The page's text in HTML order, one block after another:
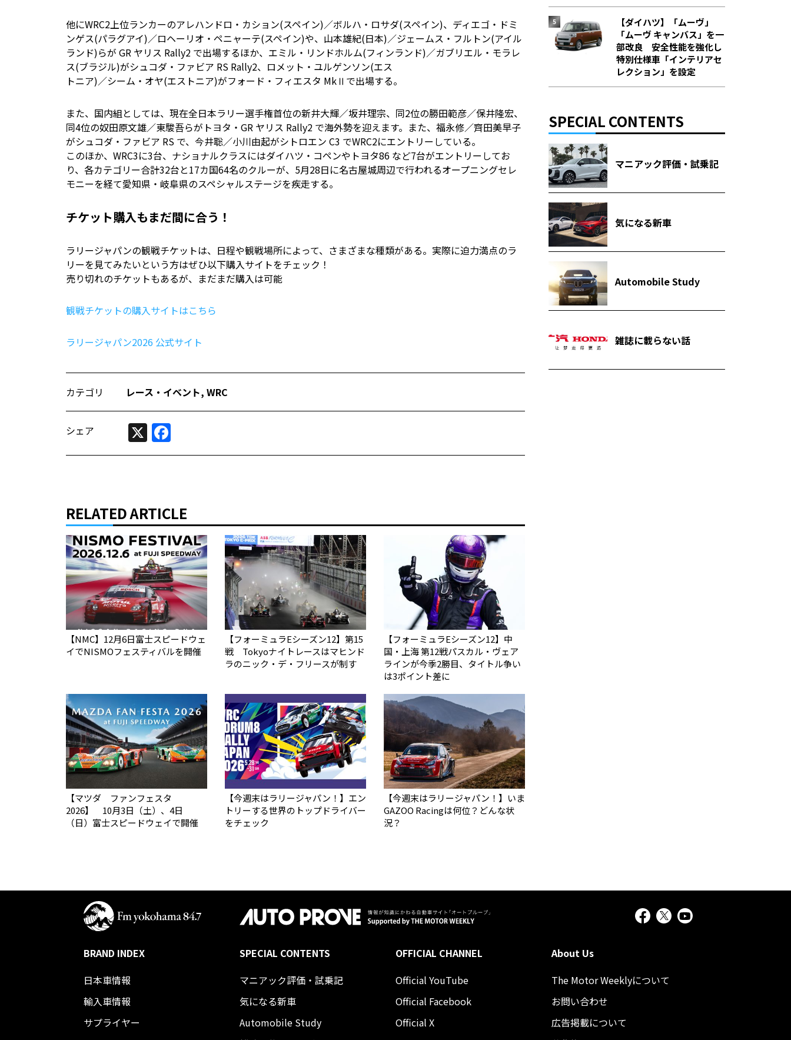
他にWRC2上位ランカーのアレハンドロ・カション(スペイン)／ボルハ・ロサダ(スペイン)、ディエゴ・ドミ
ンゲス(パラグアイ)／ロヘーリオ・ペニャーテ(スペイン)や、山本雄紀(日本)／ジェームス・フルトン(アイル
ランド)らが GR ヤリス Rally2 で出場するほか、エミル・リンドホルム(フィンランド)／ガブリエル・モラレ
ス(ブラジル)がシュコダ・ファビア RS Rally2、ロメット・ユルゲンソン(エス
トニア)／シーム・オヤ(エストニア)がフォード・フィエスタ MkⅡで出場する。
また、国内組としては、現在全日本ラリー選手権首位の新井大輝／坂井理宗、同2位の勝田範彦／保井隆宏、
同4位の奴田原文雄／東駿吾らがトヨタ・GR ヤリス Rally2 で海外勢を迎えます。また、福永修／齊田美早子
がシュコダ・ファビア RS で、今井聡／小川由起がシトロエン C3 でWRC2にエントリーしている。
このほか、WRC3に3台、ナショナルクラスにはダイハツ・コペンやトヨタ86 など7台がエントリーしてお
り、各カテゴリー合計32台と17カ国64名のクルーが、5月28日に名古屋城周辺で行われるオープニングセレ
モニーを経て愛知県・岐阜県のスペシャルステージを疾走する。
チケット購入もまだ間に合う！
ラリージャパンの観戦チケットは、日程や観戦場所によって、さまざまな種類がある。実際に迫力満点のラ
リーを見てみたいという方はぜひ以下購入サイトをチェック！
売り切れのチケットもあるが、まだまだ購入は可能
観戦チケットの購入サイトはこちら
ラリージャパン2026 公式サイト
カテゴリ レース・イベント, WRC
シェア X
RELATED ARTICLE
【NMC】12月6日富士スピードウェ
イでNISMOフェスティバルを開催
【フォーミュラEシーズン12】第15
戦 Tokyoナイトレースはマヒンド
ラのニック・デ・フリースが制す
【フォーミュラEシーズン12】中
国・上海 第12戦パスカル・ヴェア
ラインが今季2勝目、タイトル争い
は3ポイント差に
【マツダ ファンフェスタ
2026】 10月3日（土）、4日
（日）富士スピードウェイで開催
【今週末はラリージャパン！】エン
トリーする世界のトップドライバー
をチェック
【今週末はラリージャパン！】いま
GAZOO Racingは何位？どんな状
況？
【ダイハツ】「ムーヴ」
「ムーヴ キャンバス」を一
部改良 安全性能を強化し
特別仕様車「インテリアセ
レクション」を設定
SPECIAL CONTENTS
マニアック評価・試乗記
気になる新車
Automobile Study
雑誌に載らない話
BRAND INDEX
日本車情報​
輸入車情報
サプライヤー
SPECIAL CONTENTS
マニアック評価・試乗記
気になる新車
Automobile Study
OFFICIAL CHANNEL
Official YouTube
Official Facebook
Official X
About Us
The Motor Weeklyについて
お問い合わせ
広告掲載について